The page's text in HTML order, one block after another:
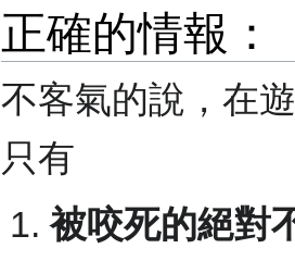
正確的情報：
不客氣的說，在
只有
被咬死的絕對